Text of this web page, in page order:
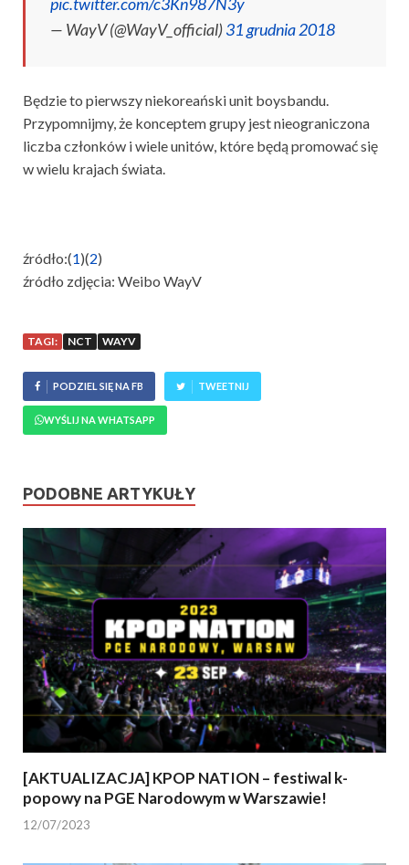
— WayV (@WayV_official)31 grudnia 2018
Będzie to pierwszy niekoreański unit boysbandu.
Przypomnijmy, że konceptem grupy jest nieograniczona
liczba członków i wiele unitów, które będą promować się
w wielu krajach świata.
źródło:(1)(2)
źródło zdjęcia: Weibo WayV
TAGI: NCT WAYV
PODZIEL SIĘ NA FB TWEETNIJ
WYŚLIJ NA WHATSAPP
PODOBNE ARTYKUŁY
[AKTUALIZACJA] KPOP NATION – festiwal k-
popowy na PGE Narodowym w Warszawie!
12/07/2023